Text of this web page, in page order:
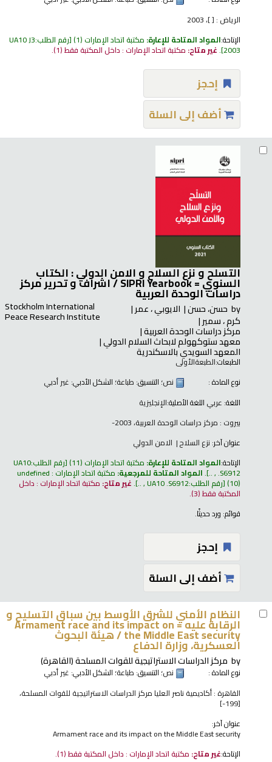
الرياض : [ ]، 2003
الإتاحة:المواد المتاحة للإعارة: مكتبة اتحاد الإمارات (1) رقم الطلب:UA10 J3
2003
.غير متاح: مكتبة اتحاد الإمارات : داخل المكتبة فقط(1).
إحجز
أضف إلى السلة
التسلح و نزع السلاح و الامن الدولي : الكتاب
السنوي = SIPRI Yearbook / اشراف و تحرير مركز
دراسات الوحدة العربية
Stockholm International
Peace Research Institute
by حسن، حسن الايوبي ، عمر
كرم ، سمير
مركز دراسات الوحدة العربية
معهد ستوكهولم لابحاث السلام الدولي
المعهد السويدي بالاسكندرية
الطبعات:الطبعةالأولى
نوع المادة :
نص؛ التنسيق: طباعة؛ الشكل الأدبي: غير أدبي
اللغة: عربي اللغة الأصلية:الإنجليزية
بيروت : مركز دراسات الوحدة العربية، 2003-
عنوان آخر: نزع السلاح الامن الدولي
الإتاحة:المواد المتاحة للإعارة: مكتبة اتحاد الإمارات (11) رقم الطلب:UA10
.S6912 , ..
.المواد المتاحة للمرجعية: مكتبة اتحاد الإمارات : undefined
(10) رقم الطلب:UA10 .S6912 , ..
.غير متاح: مكتبة اتحاد الإمارات : داخل
المكتبة فقط(3).
قوائم: ورد حديثًا.
إحجز
أضف إلى السلة
النظام الأمني للشرق الأوسط بين سباق التسليح و
الرقابة عليه = Armament race and its impact on
the Middle East security / هيئة البحوث
العسكرية، وزارة الدفاع
by مركز الدراسات الاستراتيجية للقوات المسلحة (القاهرة)
نوع المادة : نص؛ التنسيق: طباعة؛ الشكل الأدبي: غير أدبي
القاهرة : أكاديمية ناصر العليا مركز الدراسات الاستراتيجية للقوات المسلحة،
[199-]
عنوان آخر:
Armament race and its impact on the Middle East security
الإتاحة:غير متاح: مكتبة اتحاد الإمارات : داخل المكتبة فقط(1).